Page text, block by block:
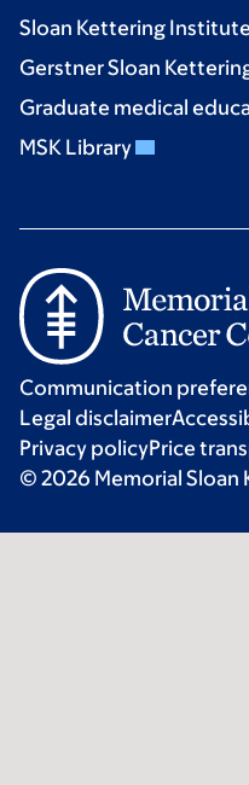
Sloan Kettering Institute
Gerstner Sloan
Graduate medical
MSK Library
Communication
Legal disclaimer
Privacy policyPrice
© 2026 Memorial Sloan